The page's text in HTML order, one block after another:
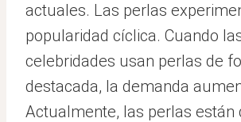
actuales. Las perlas
popularidad cíclica. Cuando
celebridades usan perlas de
destacada, la demanda
Actualmente, las perlas están